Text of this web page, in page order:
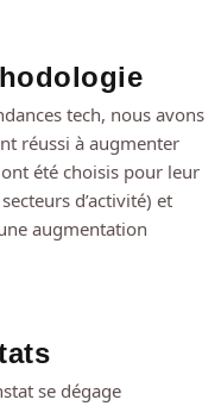
tech, nous avons
réussi à augmenter
été choisis pour leur
d’activité) et
augmentation
se dégage